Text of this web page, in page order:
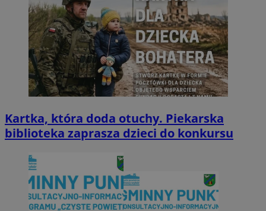
Kartka, która doda otuchy. Piekarska
biblioteka zaprasza dzieci do konkursu